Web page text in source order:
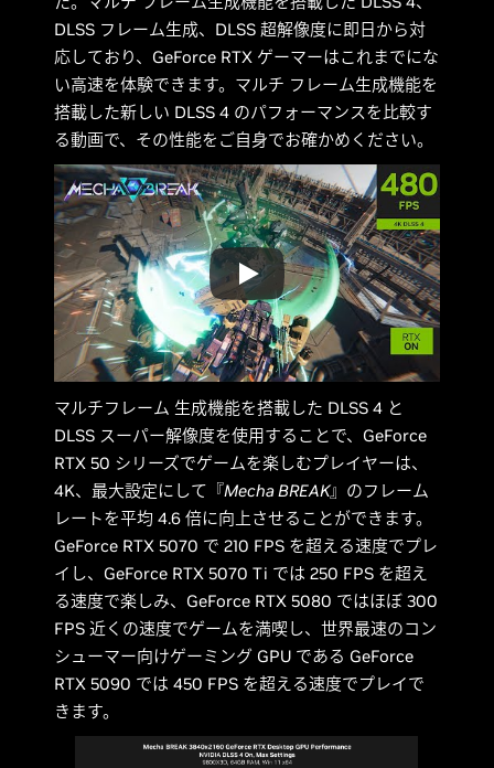
DLSS フレーム生成、DLSS 超解像度に即日から対
応しており、GeForce RTX ゲーマーはこれまでにな
い高速を体験できます。マルチ フレーム生成機能を
搭載した新しい DLSS 4 のパフォーマンスを比較す
る動画で、その性能をご自身でお確かめください。
マルチフレーム 生成機能を搭載した DLSS 4 と
DLSS スーパー解像度を使用することで、GeForce
RTX 50 シリーズでゲームを楽しむプレイヤーは、
4K、最大設定にして『Mecha BREAK』のフレーム
レートを平均 4.6 倍に向上させることができます。
GeForce RTX 5070 で 210 FPS を超える速度でプレ
イし、GeForce RTX 5070 Ti では 250 FPS を超え
る速度で楽しみ、GeForce RTX 5080 ではほぼ 300
FPS 近くの速度でゲームを満喫し、世界最速のコン
シューマー向けゲーミング GPU である GeForce
RTX 5090 では 450 FPS を超える速度でプレイで
きます。